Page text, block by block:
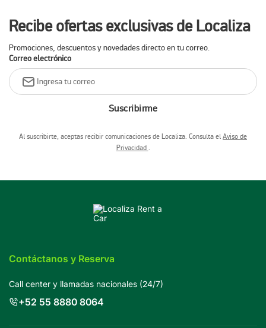
Recibe ofertas exclusivas de Localiza
Promociones, descuentos y novedades directo en tu correo.
Correo electrónico
Suscribirme
Al suscribirte, aceptas recibir comunicaciones de Localiza. Consulta el Aviso de
Privacidad .
Contáctanos y Reserva
Call center y llamadas nacionales (24/7)
+52 55 8880 8064